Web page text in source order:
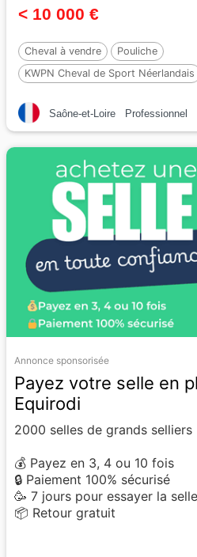
< 10 000 €
Cheval à vendre
Pouliche
KWPN Cheval de Sport Néerlandais
Saône-et-Loire
Professionnel
Annonce sponsorisée
Payez votre selle en
Equirodi
2000 selles de grands selliers
💰 Payez en 3, 4 ou 10 fois
🔒 Paiement 100% sécurisé
🥳 7 jours pour essayer la selle
📦 Retour gratuit